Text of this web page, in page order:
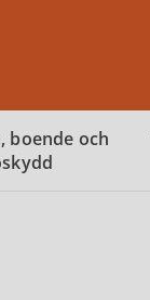
boende och